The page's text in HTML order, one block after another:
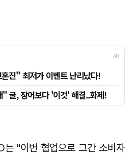
는 "이번 협업으로 그간 소비자